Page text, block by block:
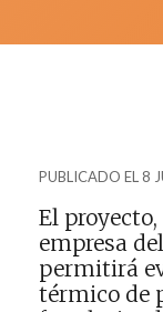
PUBLICADO EL 8
El
empresa
permitirá
térmico de